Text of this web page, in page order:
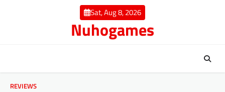
Sat, Aug 8, 2026
Nuhogames
REVIEWS